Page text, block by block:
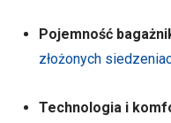
Pojemność
złożonych
Technologia i